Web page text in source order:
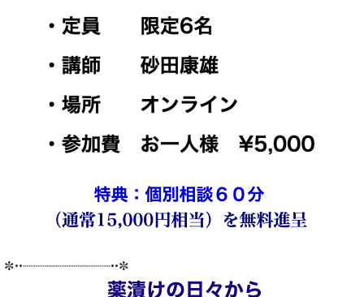
✼••┈┈┈┈┈┈┈┈┈┈┈┈••✼